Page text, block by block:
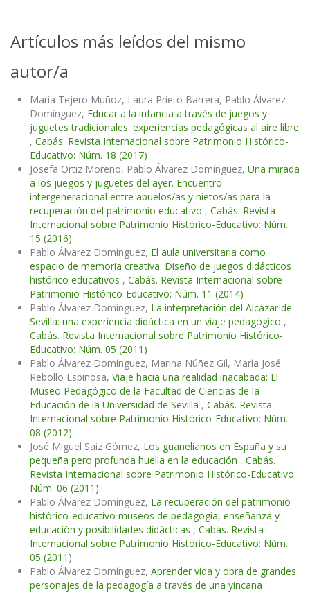
Artículos más leídos del mismo
autor/a
María Tejero Muñoz, Laura Prieto Barrera, Pablo Álvarez
Domínguez, Educar a la infancia a través de juegos y
juguetes tradicionales: experiencias pedagógicas al aire libre
, Cabás. Revista Internacional sobre Patrimonio Histórico-
Educativo: Núm. 18 (2017)
Josefa Ortiz Moreno, Pablo Álvarez Domínguez, Una mirada
a los juegos y juguetes del ayer. Encuentro
intergeneracional entre abuelos/as y nietos/as para la
recuperación del patrimonio educativo , Cabás. Revista
Internacional sobre Patrimonio Histórico-Educativo: Núm.
15 (2016)
Pablo Álvarez Domínguez, El aula universitaria como
espacio de memoria creativa: Diseño de juegos didácticos
histórico educativos , Cabás. Revista Internacional sobre
Patrimonio Histórico-Educativo: Núm. 11 (2014)
Pablo Álvarez Domínguez, La interpretación del Alcázar de
Sevilla: una experiencia didáctica en un viaje pedagógico ,
Cabás. Revista Internacional sobre Patrimonio Histórico-
Educativo: Núm. 05 (2011)
Pablo Álvarez Domínguez, Marina Núñez Gil, María José
Rebollo Espinosa, Viaje hacia una realidad inacabada: El
Museo Pedagógico de la Facultad de Ciencias de la
Educación de la Universidad de Sevilla , Cabás. Revista
Internacional sobre Patrimonio Histórico-Educativo: Núm.
08 (2012)
José Miguel Saiz Gómez, Los guanelianos en España y su
pequeña pero profunda huella en la educación , Cabás.
Revista Internacional sobre Patrimonio Histórico-Educativo:
Núm. 06 (2011)
Pablo Álvarez Domínguez, La recuperación del patrimonio
histórico-educativo museos de pedagogía, enseñanza y
educación y posibilidades didácticas , Cabás. Revista
Internacional sobre Patrimonio Histórico-Educativo: Núm.
05 (2011)
Pablo Álvarez Domínguez, Aprender vida y obra de grandes
personajes de la pedagogía a través de una yincana